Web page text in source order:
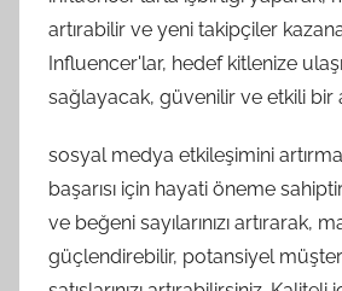
artırabilir ve yeni takipçiler
Influencer'lar, hedef kitlenize
sağlayacak, güvenilir ve etkili bir
sosyal medya etkileşimini
başarısı için hayati öneme
ve beğeni sayılarınızı artırarak,
güçlendirebilir, potansiyel